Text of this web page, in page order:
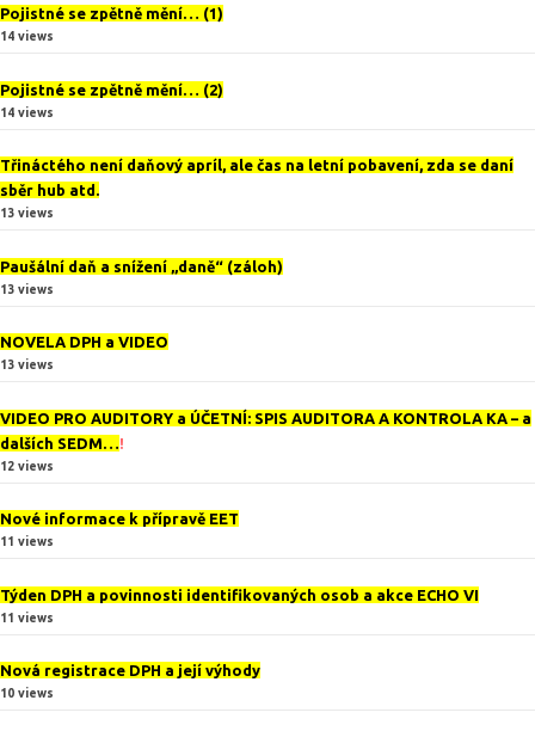
Pojistné se zpětně mění… (1)
14 views
Pojistné se zpětně mění… (2)
14 views
Třináctého není daňový apríl, ale čas na letní pobavení, zda se daní
sběr hub atd.
13 views
Paušální daň a snížení „daně“ (záloh)
13 views
NOVELA DPH a VIDEO
13 views
VIDEO PRO AUDITORY a ÚČETNÍ: SPIS AUDITORA A KONTROLA KA – a
dalších SEDM… !
12 views
Nové informace k přípravě EET
11 views
Týden DPH a povinnosti identifikovaných osob a akce ECHO VI
11 views
Nová registrace DPH a její výhody
10 views